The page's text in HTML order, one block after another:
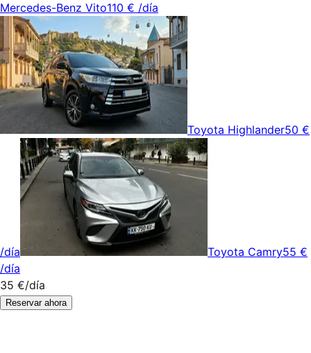
Mercedes-Benz Vito110 € /día
Toyota Highlander50 €
/día Toyota Camry55 €
/día
35 €/día
Reservar ahora